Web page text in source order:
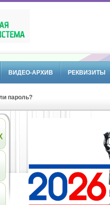
ВИДЕО-АРХИВ РЕКВИЗИТЫ
пароль?